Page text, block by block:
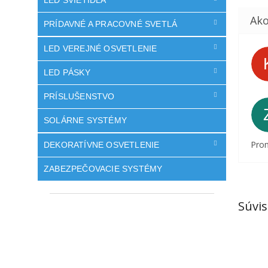
PRÍDAVNÉ A PRACOVNÉ SVETLÁ
LED VEREJNÉ OSVETLENIE
LED PÁSKY
PRÍSLUŠENSTVO
SOLÁRNE SYSTÉMY
DEKORATÍVNE OSVETLENIE
ZABEZPEČOVACIE SYSTÉMY